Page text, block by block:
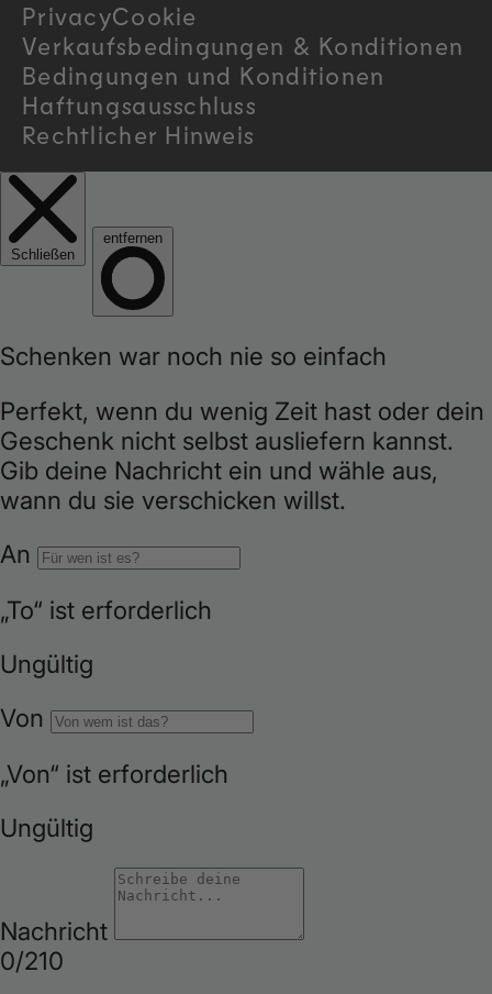
y
/
r
e
g
o
n
PrivacyCookie
Verkaufsbedingungen & Konditionen
Bedingungen und Konditionen
Haftungsausschluss
Rechtlicher Hinweis